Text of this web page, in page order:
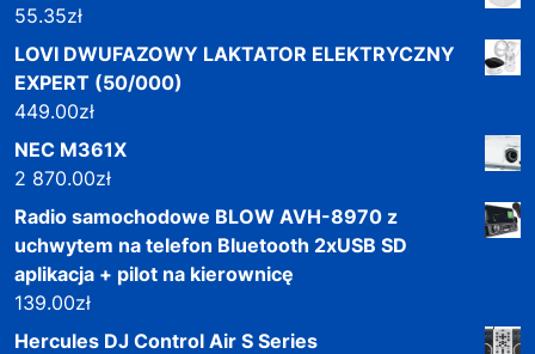
55.35zł
LOVI DWUFAZOWY LAKTATOR ELEKTRYCZNY
EXPERT (50/000)
449.00zł
NEC M361X
2 870.00zł
Radio samochodowe BLOW AVH-8970 z
uchwytem na telefon Bluetooth 2xUSB SD
aplikacja + pilot na kierownicę
139.00zł
Hercules DJ Control Air S Series